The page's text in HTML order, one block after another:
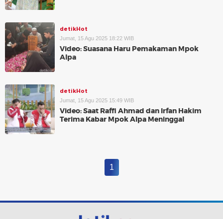
detikHot
Jumat, 15 Agu 2025 18:22 WIB
Video: Suasana Haru Pemakaman Mpok
Alpa
detikHot
Jumat, 15 Agu 2025 15:49 WIB
Video: Saat Raffi Ahmad dan Irfan Hakim
Terima Kabar Mpok Alpa Meninggal
1